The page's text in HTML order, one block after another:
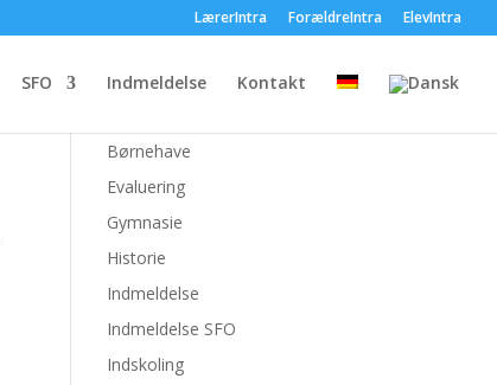
LærerIntra ForældreIntra ElevIntra
SFO Indmeldelse Kontakt
Pages
Børnehave
Evaluering
Gymnasie
Historie
Indmeldelse
Indmeldelse SFO
Indskoling